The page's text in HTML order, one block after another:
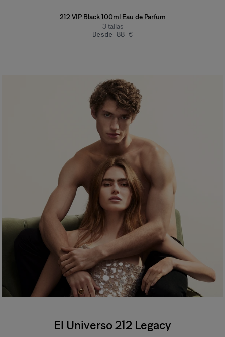
212 VIP Black 100ml Eau de Parfum
3 tallas
Desde 88 €
El Universo 212 Legacy